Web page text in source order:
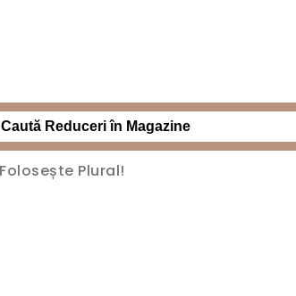
Caută Reduceri în Magazine